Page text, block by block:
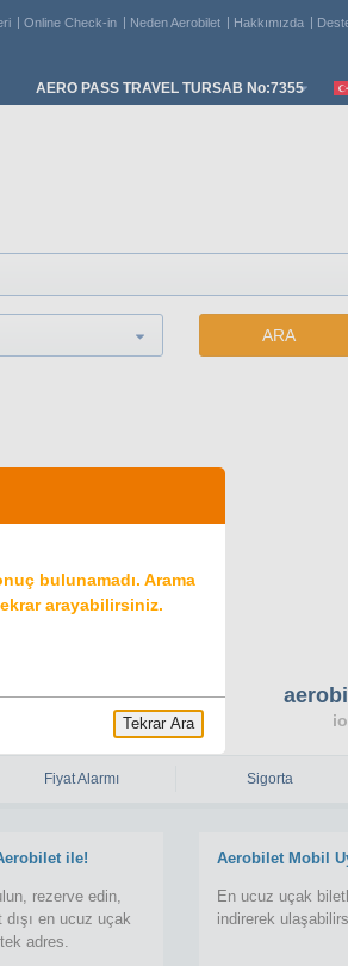
Online Check-in Neden Aerobilet Hakkımızda
AERO PASS TRAVEL TURSAB No:7355
ARA
Fiyat Alarmı Sigorta
ile!
rezerve edin,
en ucuz uçak
adres.
Aerobilet Mobil
En ucuz uçak
indirerek
bulunamadı. Arama
arayabilirsiniz.
Tekrar Ara